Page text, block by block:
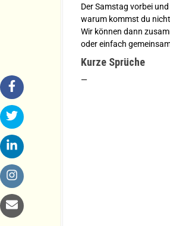
Der Samstag vorbei
warum kommst du
Wir können dann
oder einfach
Kurze Sprüche
—